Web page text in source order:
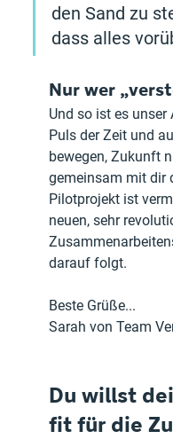
den Sand zu
dass alles
Nur wer
Und so ist es
Puls der Zeit und
bewegen, Zukunft
gemeinsam mit dir
Pilotprojekt ist
neuen, sehr
darauf folgt.
Beste Grüße...
Sarah von Team
Du willst
fit für die